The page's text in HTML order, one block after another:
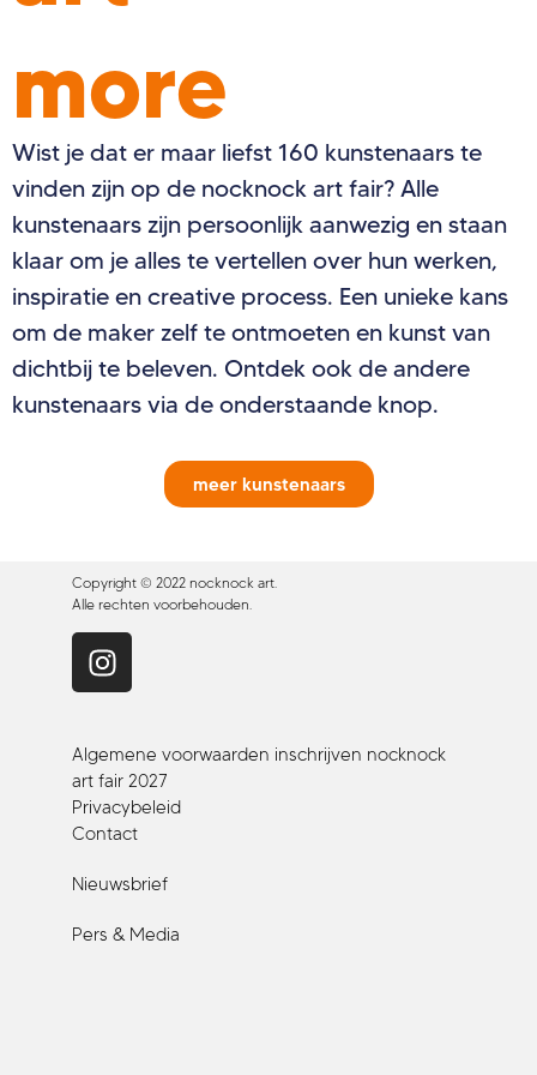
more
Wist je dat er maar liefst 160 kunstenaars te
vinden zijn op de nocknock art fair? Alle
kunstenaars zijn persoonlijk aanwezig en staan
klaar om je alles te vertellen over hun werken,
inspiratie en creative process. Een unieke kans
om de maker zelf te ontmoeten en kunst van
dichtbij te beleven. Ontdek ook de andere
kunstenaars via de onderstaande knop.
meer kunstenaars
Copyright © 2022 nocknock art.
Alle rechten voorbehouden.
Algemene voorwaarden inschrijven nocknock
art fair 2027
Privacybeleid
Contact
Nieuwsbrief
Pers & Media